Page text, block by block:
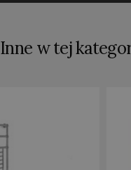
Inne w tej